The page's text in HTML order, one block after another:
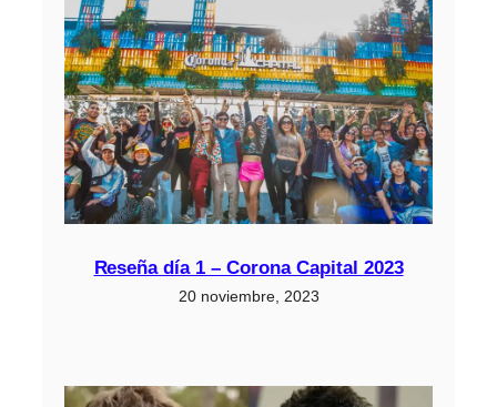
Reseña día 1 – Corona Capital 2023
20 noviembre, 2023